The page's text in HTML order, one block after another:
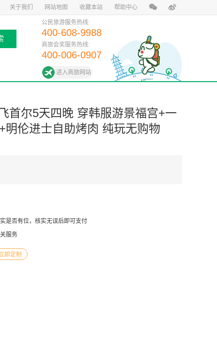
关于我们 网站地图 收藏本站 帮助中心
公民旅游服务热线:
400-608-9988
商旅会奖服务热线:
400-006-0907
进入商旅网站
首尔5天四晚 穿韩服游景福宫+一
伦进士自助烤肉 纯玩无购物
是否有位，核实无误后即可支付
服务
即定制